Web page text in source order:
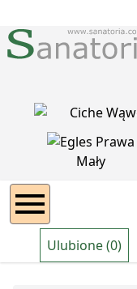
Ulubione (0)